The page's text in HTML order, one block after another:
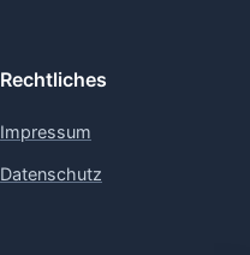
Rechtliches
Impressum
Datenschutz